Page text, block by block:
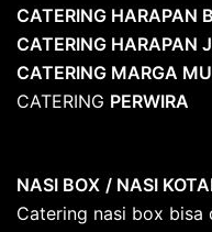
CATERING HARAPAN
CATERING HARAPAN
CATERING MARGA
CATERING PERWIRA
NASI BOX / NASI
Catering nasi box bisa